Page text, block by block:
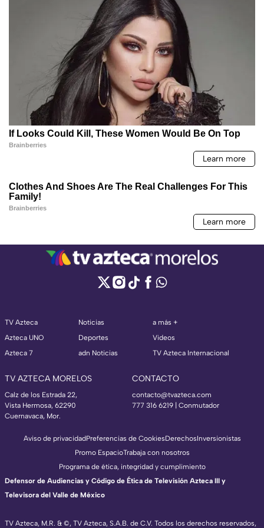
TV Azteca
Azteca UNO
Azteca 7
Noticias
Deportes
adn Noticias
a más +
Videos
TV Azteca Internacional
TV AZTECA MORELOS
Calz de los Estrada 22,
Vista Hermosa, 62290
Cuernavaca, Mor.
CONTACTO
contacto@tvazteca.com
777 316 6219 | Conmutador
TV Azteca, M.R. & ©, TV Azteca, S.A.B. de C.V. Todos los derechos reservados,
Aviso de privacidadPreferencias de CookiesDerechosInversionistas
Promo EspacioTrabaja con nosotros
Programa de ética, integridad y cumplimiento
Defensor de Audiencias y Código de Ética de Televisión Azteca III y
Televisora del Valle de México